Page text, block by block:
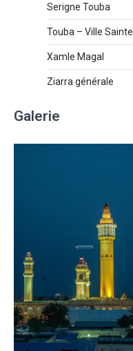
Serigne Touba
Touba – Ville Sainte
Xamle Magal
Ziarra générale
Galerie